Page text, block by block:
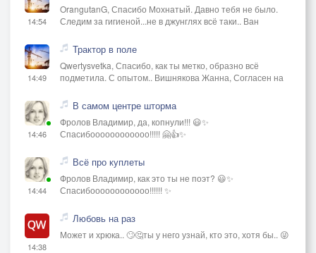
14:54
OrangutanG, Спасибо Мохнатый. Давно тебя не было.
Следим за гигиеной...не в джунглях всё таки.. Ван
14:49
Трактор в поле
Qwertysvetka, Спасибо, как ты метко, образно всё
подметила. С опытом.. Вишнякова Жанна, Согласен на
14:46
В самом центре шторма
Фролов Владимир, да, копнули!!! 😃✨
Спасибоооооооооооо!!!!! 🤗👍✨
14:44
Всё про куплеты
Фролов Владимир, как это ты не поэт? 😃✨
Спасибоооооооооооо!!!!!! ✨
14:38
Любовь на раз
Может и хрюка.. 🙄🤔ты у него узнай, кто это, хотя бы.. 😜